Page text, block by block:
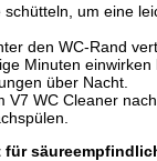
schütteln, um eine
den WC-Rand
Minuten einwirken
über Nacht.
V7 WC Cleaner